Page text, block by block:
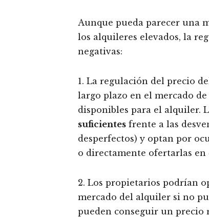
Aunque pueda parecer una
los alquileres elevados, la
negativas:
1. La regulación del precio
largo plazo en el mercado
disponibles para el alquiler.
suficientes frente a las
desperfectos) y optan por
o directamente ofertarlas en
2. Los propietarios podrían
mercado del alquiler si no
pueden conseguir un precio